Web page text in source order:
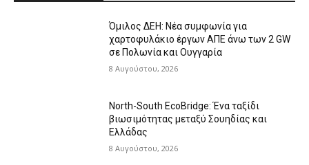
Όμιλος ΔΕΗ: Νέα συμφωνία για
χαρτοφυλάκιο έργων ΑΠΕ άνω των 2 GW
σε Πολωνία και Ουγγαρία
8 Αυγούστου, 2026
North-South EcoBridge: Ένα ταξίδι
βιωσιμότητας μεταξύ Σουηδίας και
Ελλάδας
8 Αυγούστου, 2026